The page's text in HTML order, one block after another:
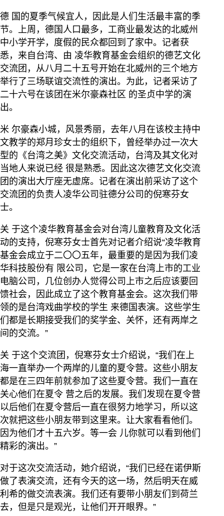
德 国的夏季气候宜人，因此是人们生活最丰富的季
节。上周，德国人口最多，工商业最发达的北威州
中小学开学，度假的民众都回到了家中。记者获
悉，来自台湾、由 凌华教育基金会组织的德艺文化
交流团，从八月二十五号开始在北威州的三个地方
举行了三场联谊交流性的演出。为此，记者采访了
二十六号在该团在米尔豪森社区 的圣贞中学的演
出。
米 尔豪森小城，风景秀丽，去年八月在该校主持中
文教学的郑月珍女士的组织下，曾经举办过一次大
型的《台湾之美》文化交流活动，台湾及其文化对
当地人来说已经 很是熟悉。因此这次德艺文化交流
团的演出大厅座无虚席。记者在演出前采访了这个
交流团的负责人凌华公司驻德分公司的倪寒芬女
士。
关 于这个凌华教育基金会对台湾儿童教育及文化活
动的支持，倪寒芬女士首先对记者介绍说“凌华教育
基金会成立于二〇〇五年，最重要的是因为我们凌
华科技股份有 限公司，它是一家在台湾上市的工业
电脑公司，几位创办人觉得公司上市之后应该要回
馈社会，因此成立了这个教育基金会。这次我们带
领的是台湾戏曲学校的学生 来德国表演。这些学生
们都是长期接受我们的奖学金、关怀，还有两岸之
间的交流。”
关 于这个交流团，倪寒芬女士介绍说，“我们在上
海一直举办一个两岸的儿童的夏令营。这些小朋友
都是在三四年前就参加了这些夏令营。我们一直在
关心他们在夏令 营之后的发展。我们发现在夏令营
以后他们在夏令营后一直在很努力地学习，所以这
次就把这些小朋友带到这里来。让大家看看他们。
因为他们才十五六岁。等一会 儿你就可以看到他们
精彩的演出。”
对于这次交流活动，她介绍说，“我们已经在诺伊斯
做了表演交流，还有今天的这一场，然后明天在威
利希的做交流表演。我们还有要带小朋友们到荷兰
去，但是只是观光，让他们开开眼界。”